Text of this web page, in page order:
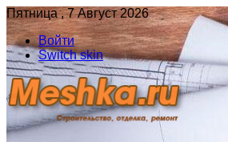
Пятница , 7 Август 2026
Войти
Switch skin